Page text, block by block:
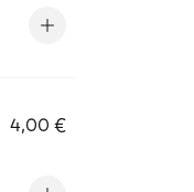
4,00 €